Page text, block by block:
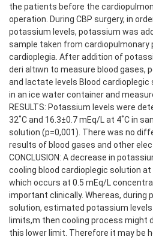
the patients before the
operation. During CBP surgery, in
potassium levels, potassium was
sample taken from cardiopulmonary
cardioplegia. After addition of
deri altıwn to measure blood gases,
and lactate levels Blood cardioplegic
in an ice water container and
RESULTS: Potassium levels were
32˚C and 16.3±0.7 mEq/L at 4˚C in
solution (p=0,001). There was no
results of blood gases and other
CONCLUSION: A decrease in
cooling blood cardioplegic solution
which occurs at 0.5 mEq/L
important clinically. Whereas, during
solution, estimated potassium
limits,m then cooling process might
this lower limit. Therefore it may be